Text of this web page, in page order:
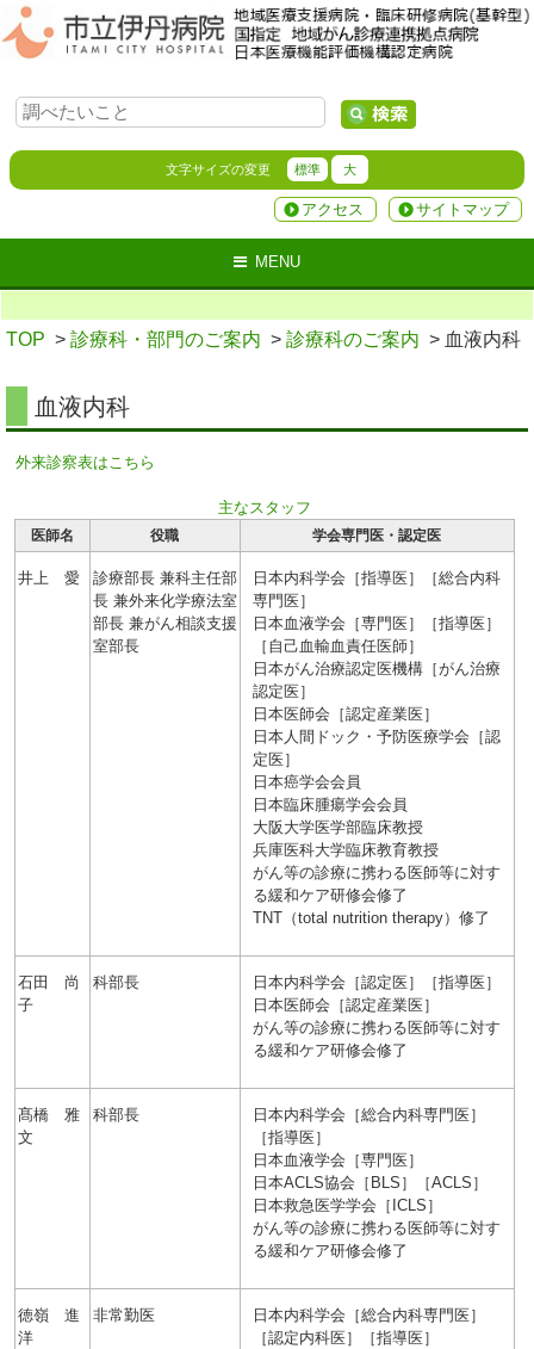
文字サイズの変更 標準 大
サイトマップ
アクセス
MENU
TOP > 診療科・部門のご案内 > 診療科のご案内 > 血液内科
血液内科
外来診察表はこちら
主なスタッフ
医師名 役職 学会専門医・認定医
井上 愛
診療部長 兼科主任部
長 兼外来化学療法室
部長 兼がん相談支援
室部長
日本内科学会［指導医］［総合内科
専門医］
日本血液学会［専門医］［指導医］
［自己血輸血責任医師］
日本がん治療認定医機構［がん治療
認定医］
日本医師会［認定産業医］
日本人間ドック・予防医療学会［認
定医］
日本癌学会会員
日本臨床腫瘍学会会員
大阪大学医学部臨床教授
兵庫医科大学臨床教育教授
がん等の診療に携わる医師等に対す
る緩和ケア研修会修了
TNT（total nutrition therapy）修了
石田 尚
子
科部長
日本内科学会［認定医］［指導医］
日本医師会［認定産業医］
がん等の診療に携わる医師等に対す
る緩和ケア研修会修了
髙橋 雅
文
科部長
日本内科学会［総合内科専門医］
［指導医］
日本血液学会［専門医］
日本ACLS協会［BLS］［ACLS］
日本救急医学学会［ICLS］
がん等の診療に携わる医師等に対す
る緩和ケア研修会修了
徳嶺 進
洋
非常勤医
日本内科学会［総合内科専門医］
［認定内科医］［指導医］